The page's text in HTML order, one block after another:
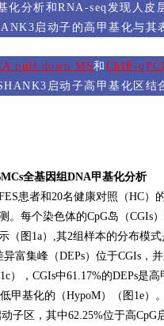
化分析和RNA-seq发现人皮
启动子的高甲基化与其
pull down MS和 ChIP-
启动子高甲基化区结
全基因组DNA甲基化分析
患者和20名健康对照（HC）
。每个染色体的CpG岛（CGIs
（图1a）,其2组样本的分布模
异富集峰（DEPs）位于CGIs，
1c），CGIs中61.17%的DEPs是高
甲基化的（HypoM）（图1e）
子区，其中62.25%位于高CpG